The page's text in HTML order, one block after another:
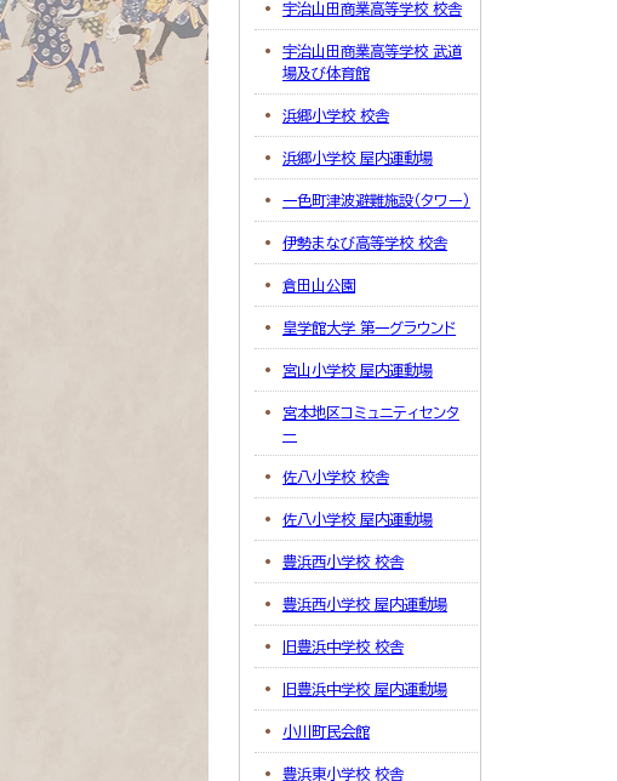
宇治山田商業高等学校 校舎
宇治山田商業高等学校 武道
場及び体育館
浜郷小学校 校舎
浜郷小学校 屋内運動場
一色町津波避難施設（タワー）
伊勢まなび高等学校 校舎
倉田山公園
皇学館大学 第一グラウンド
宮山小学校 屋内運動場
宮本地区コミュニティセンタ
ー
佐八小学校 校舎
佐八小学校 屋内運動場
豊浜西小学校 校舎
豊浜西小学校 屋内運動場
旧豊浜中学校 校舎
旧豊浜中学校 屋内運動場
小川町民会館
豊浜東小学校 校舎